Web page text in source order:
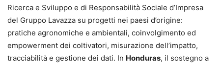
Ricerca e Sviluppo e di Responsabilità Sociale d’Impresa
del Gruppo Lavazza su progetti nei paesi d’origine:
pratiche agronomiche e ambientali, coinvolgimento ed
empowerment dei coltivatori, misurazione dell’impatto,
tracciabilità e gestione dei dati. In Honduras, il sostegno a